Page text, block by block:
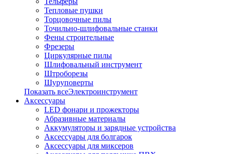
Тепловые пушки
Торцовочные пилы
Точильно-шлифовальные станки
Фены строительные
Фрезеры
Циркулярные пилы
Шлифовальный инструмент
Штроборезы
Шуруповерты
Показать всеЭлектроинструмент
Аксессуары
LED фонари и прожекторы
Абразивные материалы
Аккумуляторы и зарядные устройства
Аксессуары для болгарок
Аксессуары для миксеров